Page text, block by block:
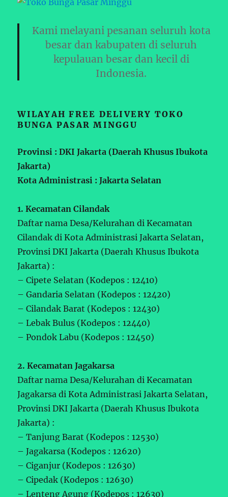
Kami melayani pesanan seluruh kota
besar dan kabupaten di seluruh
kepulauan besar dan kecil di
Indonesia.
WILAYAH FREE DELIVERY TOKO
BUNGA PASAR MINGGU
Provinsi : DKI Jakarta (Daerah Khusus Ibukota
Jakarta)
Kota Administrasi : Jakarta Selatan
1. Kecamatan Cilandak
Daftar nama Desa/Kelurahan di Kecamatan
Cilandak di Kota Administrasi Jakarta Selatan,
Provinsi DKI Jakarta (Daerah Khusus Ibukota
Jakarta) :
– Cipete Selatan (Kodepos : 12410)
– Gandaria Selatan (Kodepos : 12420)
– Cilandak Barat (Kodepos : 12430)
– Lebak Bulus (Kodepos : 12440)
– Pondok Labu (Kodepos : 12450)
2. Kecamatan Jagakarsa
Daftar nama Desa/Kelurahan di Kecamatan
Jagakarsa di Kota Administrasi Jakarta Selatan,
Provinsi DKI Jakarta (Daerah Khusus Ibukota
Jakarta) :
– Tanjung Barat (Kodepos : 12530)
– Jagakarsa (Kodepos : 12620)
– Ciganjur (Kodepos : 12630)
– Cipedak (Kodepos : 12630)
– Lenteng Agung (Kodepos : 12630)